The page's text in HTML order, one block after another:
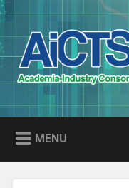
Skip
to
content
Search
AICTSP 台
Academia-Industry
MENU